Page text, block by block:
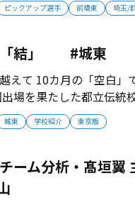
ピックアップ選手 前橋東 埼玉/
ンチもあるけど、みんな
城東 学校紹介 東京版
「結」 #城東
えて 10カ月の「空白」
場を果たした都立伝統
コロナ禍で中止になっ
次予選で日野に敗戦 10
1999、2...
ーム分析・髙垣翼